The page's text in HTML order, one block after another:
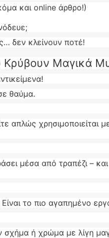
και online άρθρο!)
δεν κλείνουν ποτέ!
Κρύβουν Μαγικά
θαύμα.
απλώς χρησιμοποιείται
μέσα από τραπέζι –
το πιο αγαπημένο
σχήμα ή χρώμα με λίγη